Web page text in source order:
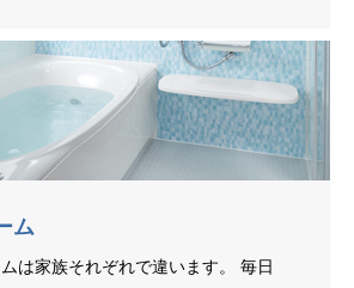
ム
は家族それぞれで違います。 毎日